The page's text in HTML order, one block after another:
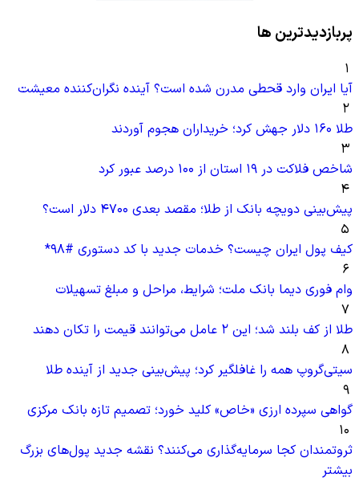
پربازدیدترین ها
۱
آیا ایران وارد قحطی مدرن شده است؟ آینده نگران‌کننده معیشت
۲
طلا ۱۶۰ دلار جهش کرد؛ خریداران هجوم آوردند
۳
شاخص فلاکت در ۱۹ استان از ۱۰۰ درصد عبور کرد
۴
پیش‌بینی دویچه‌ بانک از طلا؛ مقصد بعدی ۴۷۰۰ دلار است؟
۵
کیف پول ایران چیست؟ خدمات جدید با کد دستوری #۹۸*
۶
وام فوری دیما بانک ملت؛ شرایط، مراحل و مبلغ تسهیلات
۷
طلا از کف بلند شد؛ این ۲ عامل می‌توانند قیمت را تکان دهند
۸
سیتی‌گروپ همه را غافلگیر کرد؛ پیش‌بینی جدید از آینده طلا
۹
گواهی سپرده ارزی «خاص» کلید خورد؛ تصمیم تازه بانک مرکزی
۱۰
ثروتمندان کجا سرمایه‌گذاری می‌کنند؟ نقشه جدید پول‌های بزرگ
بیشتر